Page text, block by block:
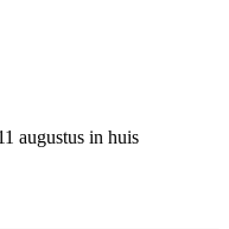
augustus in huis